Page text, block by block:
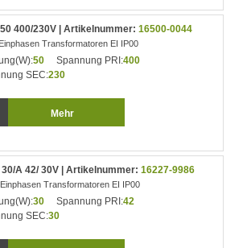
50 400/230V | Artikelnummer:16500-0044
Transformatoren EI IP00
50 Spannung PRI:400
SEC:230
Mehr
30/A 42/ 30V | Artikelnummer:16227-9986
Transformatoren EI IP00
30 Spannung PRI:42
SEC:30